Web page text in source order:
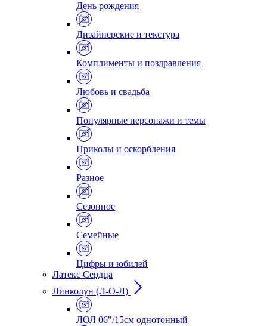
День рождения
Дизайнерские и текстура
Комплименты и поздравления
Любовь и свадьба
Популярные персонажи и темы
Приколы и оскорбления
Разное
Сезонное
Семейные
Цифры и юбилей
Латекс Сердца
Линколун (Л-О-Л)
ЛОЛ 06"/15см однотонный